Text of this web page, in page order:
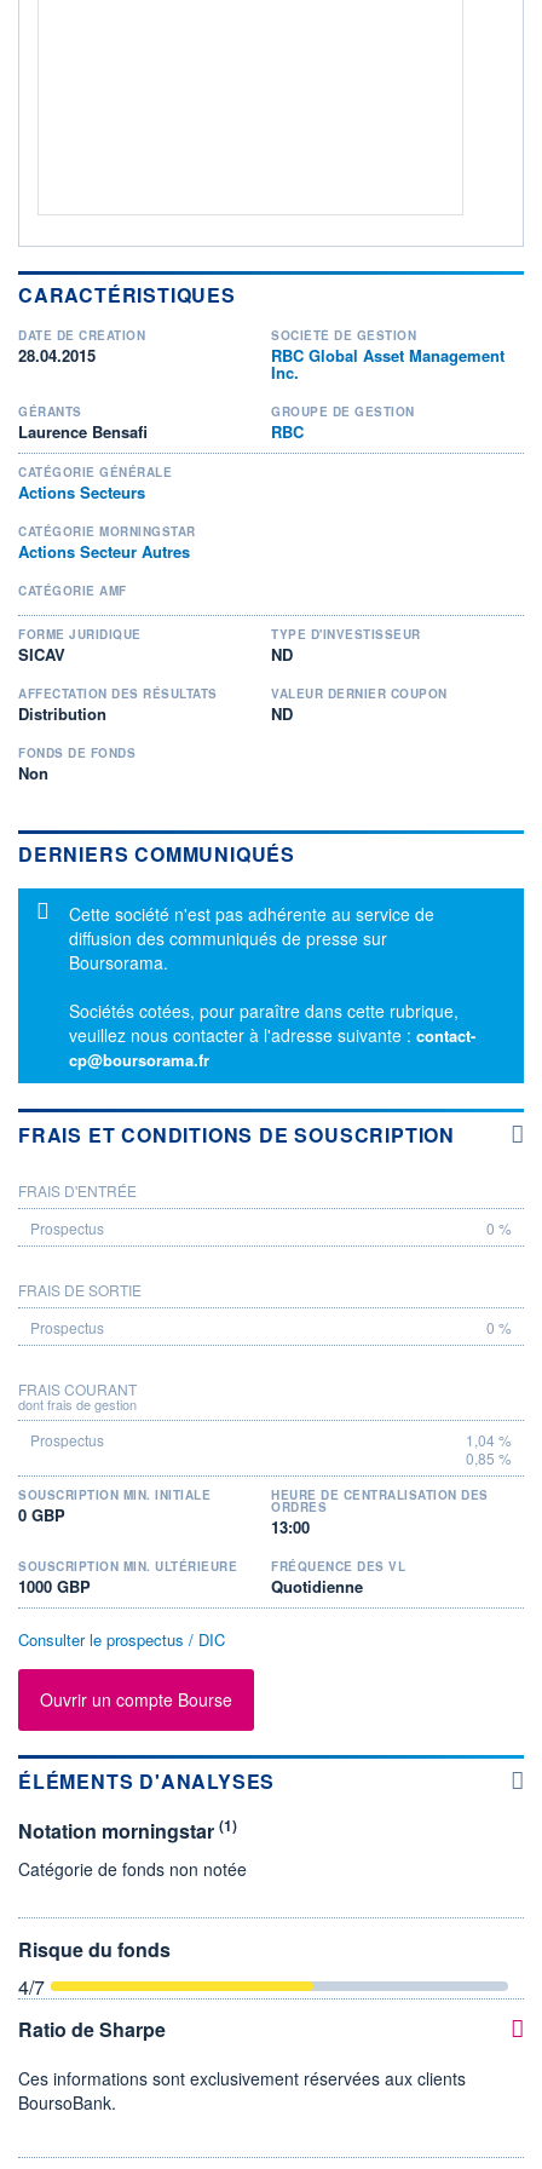
CARACTÉRISTIQUES
DATE DE CRÉATION
28.04.2015
SOCIÉTÉ DE GESTION
RBC Global Asset Management
Inc.
GÉRANTS
Laurence Bensafi
GROUPE DE GESTION
RBC
CATÉGORIE GÉNÉRALE
Actions Secteurs
CATÉGORIE MORNINGSTAR
Actions Secteur Autres
CATÉGORIE AMF
FORME JURIDIQUE
SICAV
TYPE D'INVESTISSEUR
ND
AFFECTATION DES RÉSULTATS
Distribution
VALEUR DERNIER COUPON
ND
FONDS DE FONDS
Non
DERNIERS COMMUNIQUÉS
Message d'information
Cette société n'est pas adhérente au service de
diffusion des communiqués de presse sur
Boursorama.
Sociétés cotées, pour paraître dans cette rubrique,
veuillez nous contacter à l'adresse suivante : contact-
cp@boursorama.fr
FRAIS ET CONDITIONS DE SOUSCRIPTION
PROSPECTUS
FRAIS D'ENTRÉE
0 %
FRAIS DE SORTIE
0 %
FRAIS COURANT
dont frais de gestion
1,04 %
0,85 %
SOUSCRIPTION MIN. INITIALE
0 GBP
HEURE DE CENTRALISATION DES
ORDRES
13:00
SOUSCRIPTION MIN. ULTÉRIEURE
1000 GBP
FRÉQUENCE DES VL
Quotidienne
Consulter le prospectus / DIC
Ouvrir un compte Bourse
ÉLÉMENTS D'ANALYSES
Notation morningstar (1)
Catégorie de fonds non notée
Risque du fonds
4/7
Ratio de Sharpe
Ces informations sont exclusivement réservées aux clients
BoursoBank.